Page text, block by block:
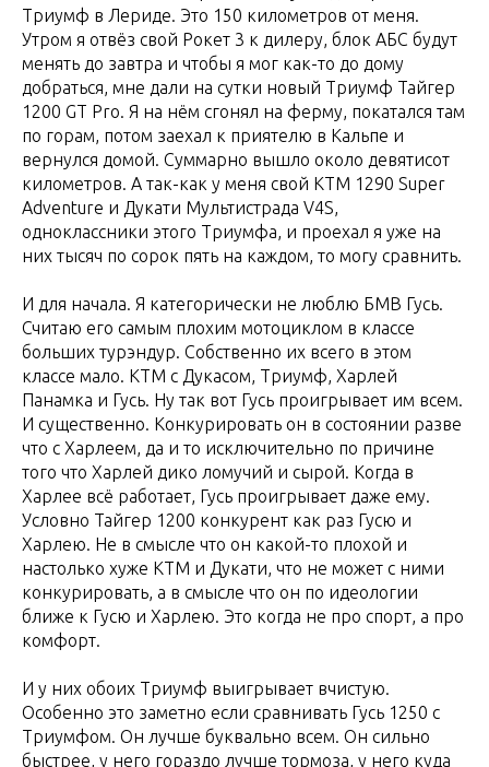
Триумф в Лериде. Это 150 километров от меня.
Утром я отвёз свой Рокет 3 к дилеру, блок АБС будут
менять до завтра и чтобы я мог как-то до дому
добраться, мне дали на сутки новый Триумф Тайгер
1200 GT Pro. Я на нём сгонял на ферму, покатался там
по горам, потом заехал к приятелю в Кальпе и
вернулся домой. Суммарно вышло около девятисот
километров. А так-как у меня свой КТМ 1290 Super
Adventure и Дукати Мультистрада V4S,
одноклассники этого Триумфа, и проехал я уже на
них тысяч по сорок пять на каждом, то могу сравнить.
И для начала. Я категорически не люблю БМВ Гусь.
Считаю его самым плохим мотоциклом в классе
больших турэндур. Собственно их всего в этом
классе мало. КТМ с Дукасом, Триумф, Харлей
Панамка и Гусь. Ну так вот Гусь проигрывает им всем.
И существенно. Конкурировать он в состоянии разве
что с Харлеем, да и то исключительно по причине
того что Харлей дико ломучий и сырой. Когда в
Харлее всё работает, Гусь проигрывает даже ему.
Условно Тайгер 1200 конкурент как раз Гусю и
Харлею. Не в смысле что он какой-то плохой и
настолько хуже КТМ и Дукати, что не может с ними
конкурировать, а в смысле что он по идеологии
ближе к Гусю и Харлею. Это когда не про спорт, а про
комфорт.
И у них обоих Триумф выигрывает вчистую.
Особенно это заметно если сравнивать Гусь 1250 с
Триумфом. Он лучше буквально всем. Он сильно
быстрее, у него гораздо лучше тормоза, у него куда